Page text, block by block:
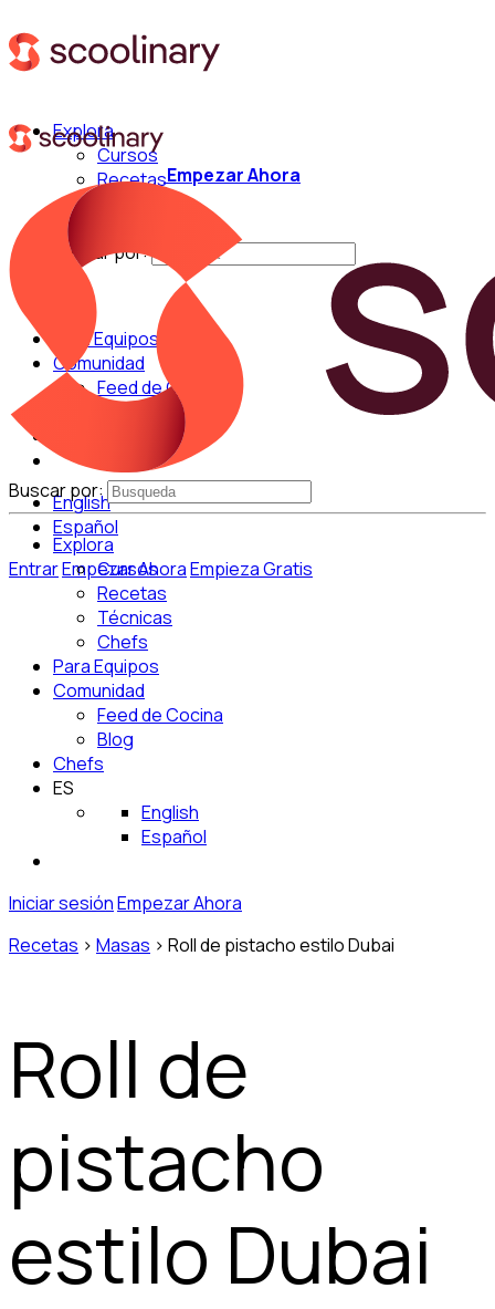
Explora
Cursos
Recetas
Buscar por:
Para Equipos
Comunidad
Feed de Cocina
English
Español
EntrarEmpezar AhoraEmpieza Gratis
Empezar Ahora
Buscar por:
Explora
Cursos
Recetas
Técnicas
Chefs
Para Equipos
Comunidad
Feed de Cocina
Blog
Chefs
ES
English
Español
Iniciar sesiónEmpezar Ahora
Recetas > Masas > Roll de pistacho estilo Dubai
Roll de
pistacho
estilo Dubai